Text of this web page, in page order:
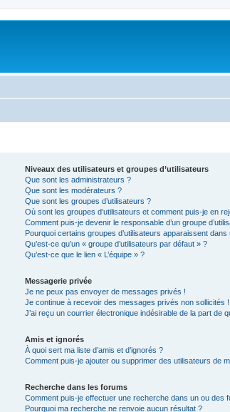
Niveaux des utilisateurs et groupes d’utilisateurs
Que sont les administrateurs ?
Que sont les modérateurs ?
Que sont les groupes d’utilisateurs ?
Où sont les groupes d’utilisateurs et comment puis-je en
Comment puis-je devenir le responsable d’un groupe
Pourquoi certains groupes d’utilisateurs apparaissent
Qu’est-ce qu’un « groupe d’utilisateurs par défaut » ?
Qu’est-ce que le lien « L’équipe » ?
Messagerie privée
Je ne peux pas envoyer de messages privés !
Je continue à recevoir des messages privés non sollicités !
J’ai reçu un courrier électronique indésirable de la part de
Amis et ignorés
À quoi sert ma liste d’amis et d’ignorés ?
Comment puis-je ajouter ou supprimer des utilisateurs de
Recherche dans les forums
Comment puis-je effectuer une recherche dans un ou des
Pourquoi ma recherche ne renvoie aucun résultat ?